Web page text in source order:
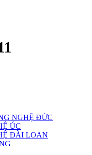
NGHỆ ĐỨC
ÚC
ĐÀI LOAN